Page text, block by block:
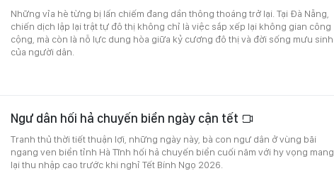
Những vỉa hè từng bị lấn chiếm đang dần thông thoáng trở lại. Tại Đà Nẵng,
chiến dịch lập lại trật tự đô thị không chỉ là việc sắp xếp lại không gian công
cộng, mà còn là nỗ lực dung hòa giữa kỷ cương đô thị và đời sống mưu sinh
của người dân.
Ngư dân hối hả chuyến biển ngày cận tết
Tranh thủ thời tiết thuận lợi, những ngày này, bà con ngư dân ở vùng bãi
ngang ven biển tỉnh Hà Tĩnh hối hả chuyến biển cuối năm với hy vọng mang
lại thu nhập cao trước khi nghỉ Tết Bính Ngọ 2026.